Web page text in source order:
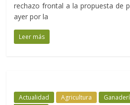
rechazo frontal a la propuesta de
ayer por la
Leer más
Actualidad Agricultura